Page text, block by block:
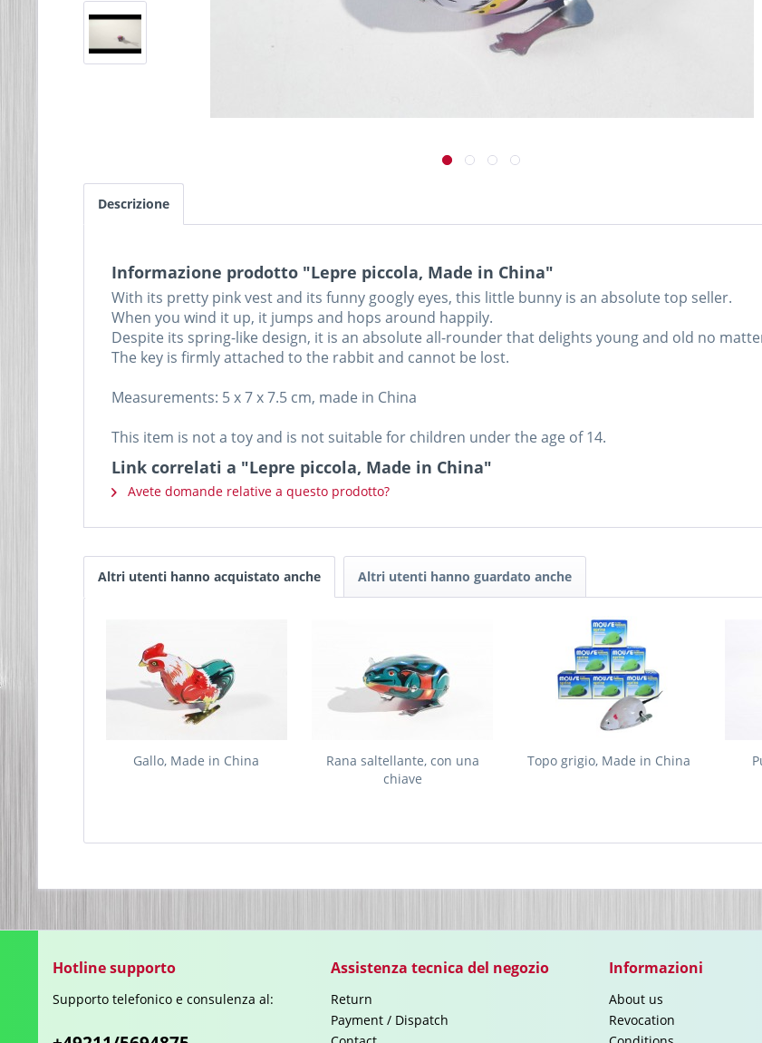
Descrizione
Informazione prodotto "Lepre piccola, Made in China"
With its pretty pink vest and its funny googly eyes, this little bunny is an absolute top seller.
When you wind it up, it jumps and hops around happily.
Despite its spring-like design, it is an absolute all-rounder that delights young and old no
The key is firmly attached to the rabbit and cannot be lost.
Measurements: 5 x 7 x 7.5 cm, made in China
This item is not a toy and is not suitable for children under the age of 14.
Link correlati a "Lepre piccola, Made in China"
Avete domande relative a questo prodotto?
Altri utenti hanno acquistato anche Altri utenti hanno guardato anche
Gallo, Made in China
Rana saltellante, con una
chiave
Topo grigio, Made in China
Hotline supporto
Supporto telefonico e consulenza al:
Assistenza tecnica del negozio
Return
Payment / Dispatch
Informazioni
About us
Revocation